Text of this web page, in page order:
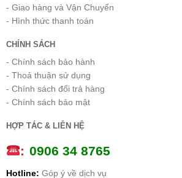
- Giao hàng và Vận Chuyển
- Hình thức thanh toán
CHÍNH SÁCH
- Chính sách bảo hành
- Thoả thuận sử dụng
- Chính sách đổi trả hàng
- Chính sách bảo mật
HỢP TÁC & LIÊN HỆ
: 0906 34 8765
Hotline: Góp ý về dịch vụ